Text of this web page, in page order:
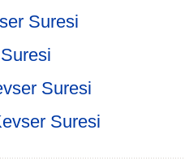
Suresi
Suresi
Suresi